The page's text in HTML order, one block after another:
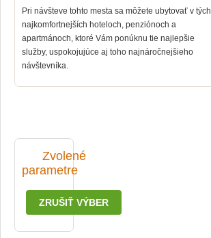
Pri návšteve tohto mesta sa môžete ubytovať v tých
najkomfortnejších hoteloch, penziónoch a
apartmánoch, ktoré Vám ponúknu tie najlepšie
služby, uspokojujúce aj toho najnáročnejšieho
návštevníka.
Zvolené
parametre
ZRUŠIŤ VÝBER